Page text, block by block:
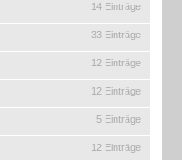
14 Einträge
33 Einträge
12 Einträge
12 Einträge
5 Einträge
12 Einträge